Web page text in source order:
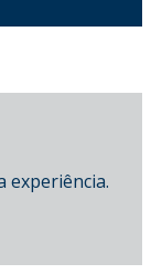
experiência.